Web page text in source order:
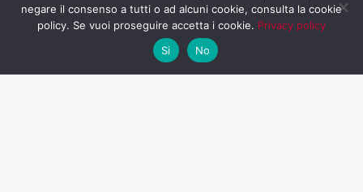
negare il consenso a tutti o ad alcuni cookie, consulta la cookie
policy. Se vuoi proseguire accetta i cookie. Privacy policy
Si
No